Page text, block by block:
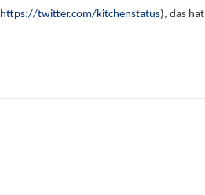
https://twitter.com/kitchenstatus), das